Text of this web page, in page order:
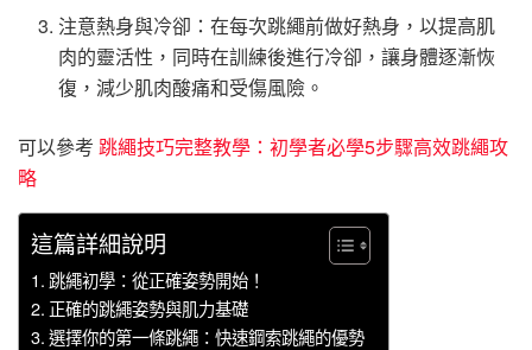
注意熱身與冷卻：在每次跳繩前做好熱身，以提高肌
肉的靈活性，同時在訓練後進行冷卻，讓身體逐漸恢
復，減少肌肉酸痛和受傷風險。
可以參考 跳繩技巧完整教學：初學者必學5步驟高效跳繩攻
略
這篇詳細說明
跳繩初學：從正確姿勢開始！
正確的跳繩姿勢與肌力基礎
選擇你的第一條跳繩：快速鋼索跳繩的優勢